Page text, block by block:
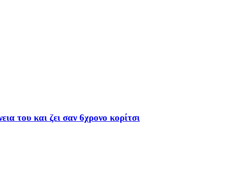
του και ζει σαν 6χρονο κορίτσι